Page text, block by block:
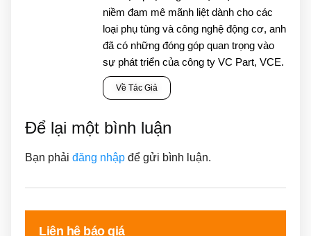
niềm đam mê mãnh liệt dành cho các
loại phụ tùng và công nghệ động cơ, anh
đã có những đóng góp quan trọng vào
sự phát triển của công ty VC Part, VCE.
Về Tác Giả
Để lại một bình luận
Bạn phải đăng nhập để gửi bình luận.
Liên hệ báo giá